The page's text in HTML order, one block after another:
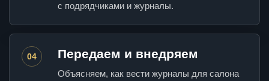
с подрядчиками и журналы.
04 Передаем и внедряем
Объясняем, как вести журналы для салона